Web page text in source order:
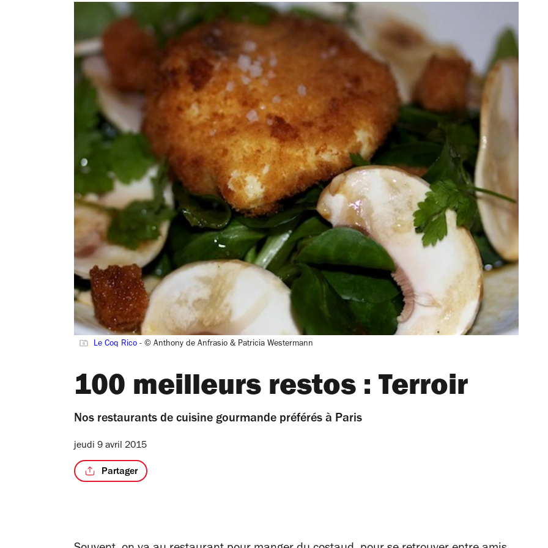
Le Coq Rico - © Anthony de Anfrasio & Patricia Westermann
100 meilleurs restos : Terroir
Nos restaurants de cuisine gourmande préférés à Paris
jeudi 9 avril 2015
Partager